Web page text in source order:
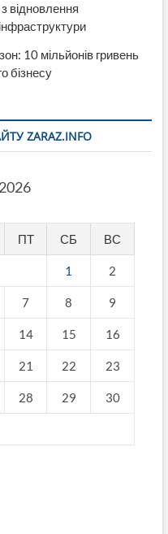
відновлення
10 мільйонів гривень
бізнесу
ZARAZ.INFO
ПТ СБ ВС
1 2
7 8 9
14 15 16
21 22 23
28 29 30